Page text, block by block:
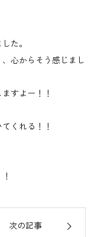
た。
心からそう感じまし
すよー！！
くれる！！
次の記事